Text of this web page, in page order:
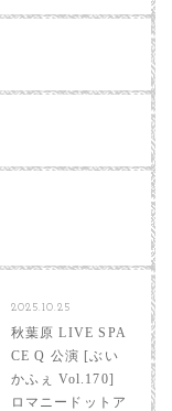
2025.10.25
秋葉原 LIVE SPA
CE Q 公演 [ぶい
かふぇ Vol.170]
ロマニードットア